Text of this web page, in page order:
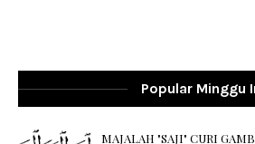
Popular Minggu
MAJALAH "SAJI" CURI